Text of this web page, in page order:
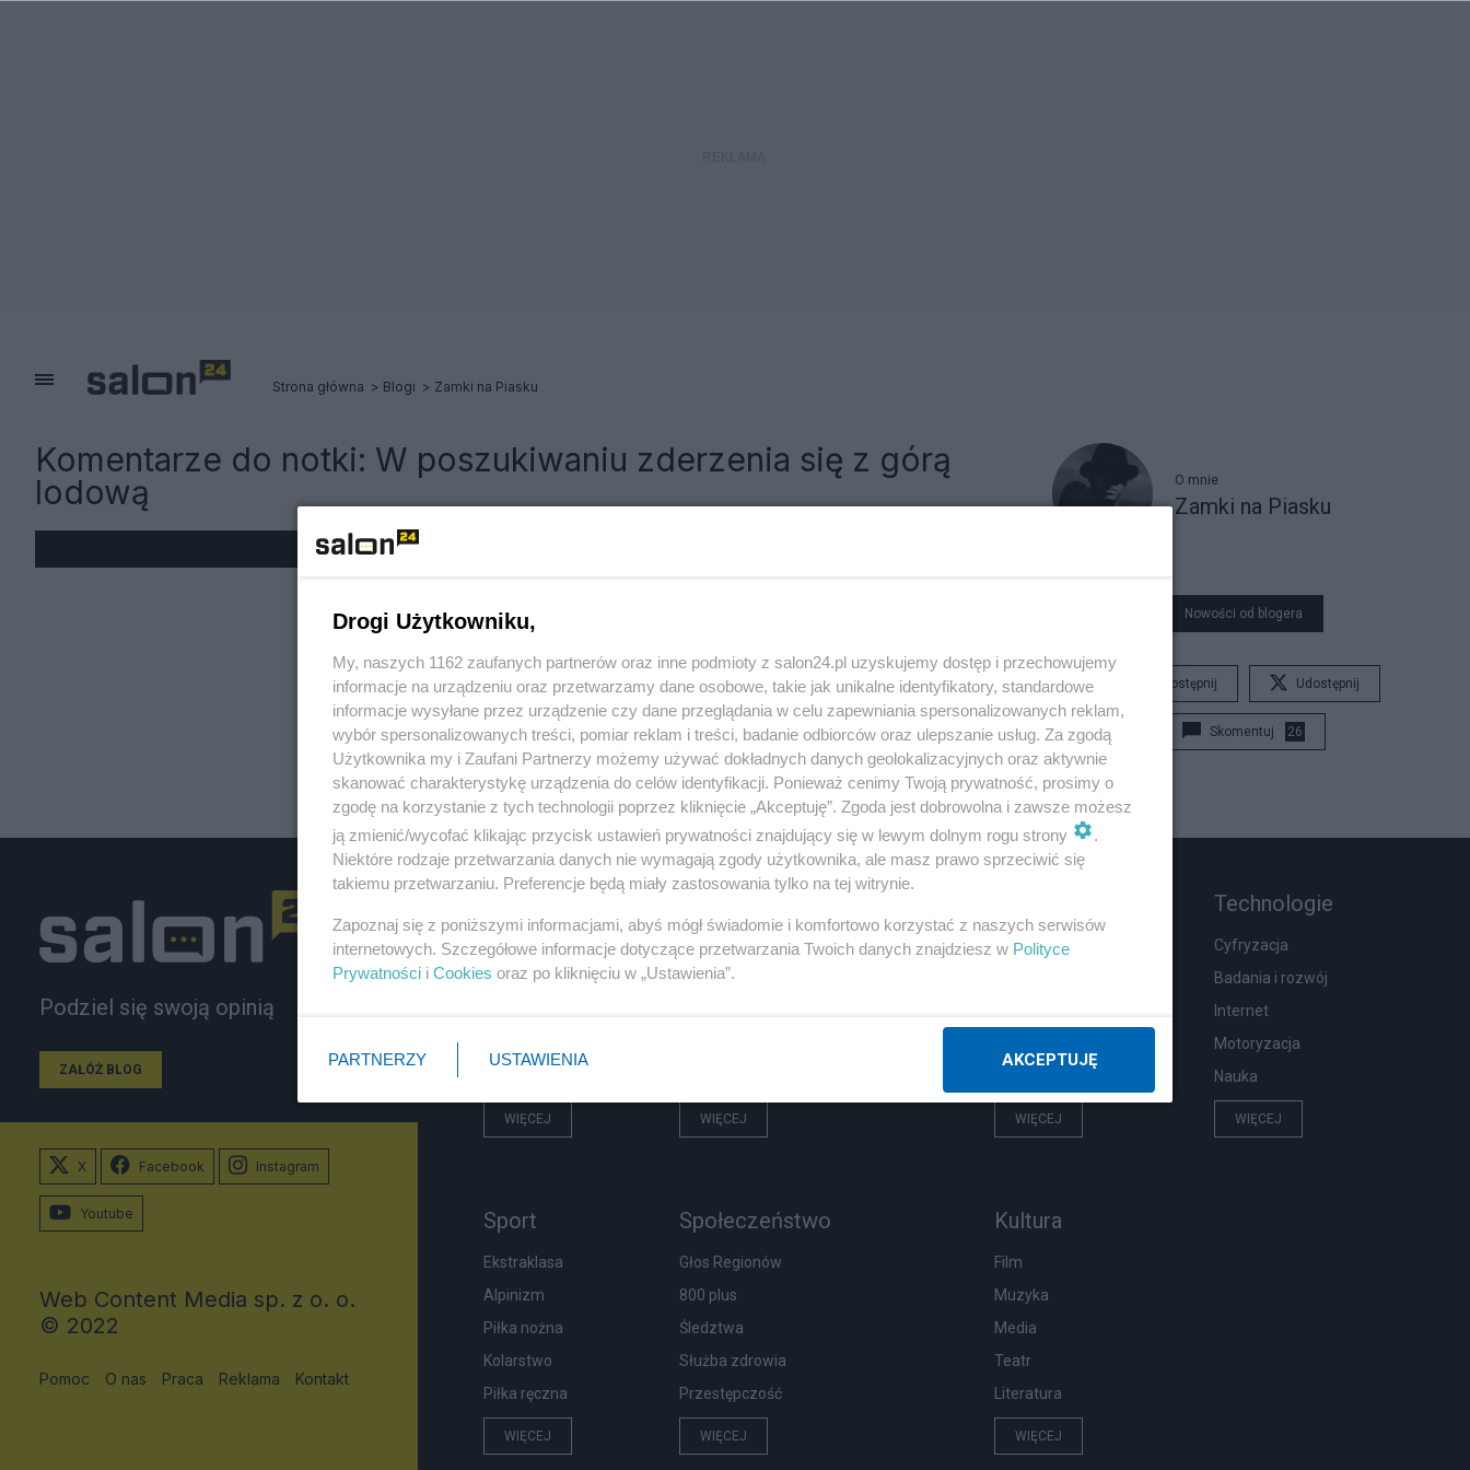
Strona główna Blogi Zamki na Piasku
Komentarze do notki: W poszukiwaniu zderzenia się z górą
lodową
O mnie
Zamki na Piasku
Nowości od blogera
Udostępnij Udostępnij
Skomentuj 26
Podziel się swoją opinią
ZAŁÓŻ BLOG
Rosja
PiS
WIĘCEJ
Biznes
Pieniądze
WIĘCEJ
Zdrowie
WIĘCEJ
Technologie
Cyfryzacja
Badania i rozwój
Internet
Motoryzacja
Nauka
WIĘCEJ
Sport
Ekstraklasa
Alpinizm
Piłka nożna
Kolarstwo
Piłka ręczna
WIĘCEJ
Społeczeństwo
Głos Regionów
800 plus
Śledztwa
Służba zdrowia
Przestępczość
WIĘCEJ
Kultura
Film
Muzyka
Media
Teatr
Literatura
WIĘCEJ
X Facebook Instagram
Youtube
Web Content Media sp. z o. o.
© 2022
Pomoc O nas Praca Reklama Kontakt
Drogi Użytkowniku,
My, naszych 1162 zaufanych partnerów oraz inne podmioty z salon24.pl uzyskujemy dostęp i przechowujemy
informacje na urządzeniu oraz przetwarzamy dane osobowe, takie jak unikalne identyfikatory, standardowe
informacje wysyłane przez urządzenie czy dane przeglądania w celu zapewniania spersonalizowanych reklam,
wybór spersonalizowanych treści, pomiar reklam i treści, badanie odbiorców oraz ulepszanie usług. Za zgodą
Użytkownika my i Zaufani Partnerzy możemy używać dokładnych danych geolokalizacyjnych oraz aktywnie
skanować charakterystykę urządzenia do celów identyfikacji. Ponieważ cenimy Twoją prywatność, prosimy o
zgodę na korzystanie z tych technologii poprzez kliknięcie „Akceptuję”. Zgoda jest dobrowolna i zawsze możesz
ją zmienić/wycofać klikając przycisk ustawień prywatności znajdujący się w lewym dolnym rogu strony
.
Niektóre rodzaje przetwarzania danych nie wymagają zgody użytkownika, ale masz prawo sprzeciwić się
takiemu przetwarzaniu. Preferencje będą miały zastosowania tylko na tej witrynie.
Zapoznaj się z poniższymi informacjami, abyś mógł świadomie i komfortowo korzystać z naszych serwisów
internetowych. Szczegółowe informacje dotyczące przetwarzania Twoich danych znajdziesz w Polityce
Prywatności i Cookies oraz po kliknięciu w „Ustawienia”.
PARTNERZY USTAWIENIA AKCEPTUJĘ